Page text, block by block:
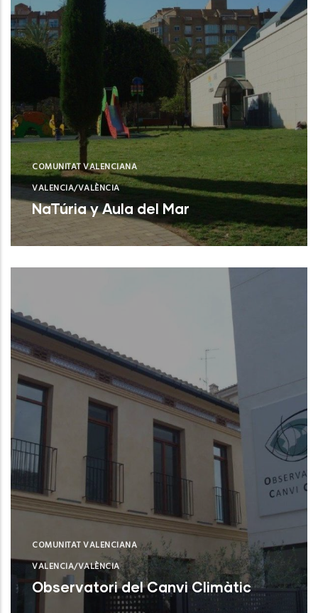
COMUNITAT VALENCIANA
VALENCIA/VALÈNCIA
NaTúria y Aula del Mar
Valencia (Valencia)
COMUNITAT VALENCIANA
VALENCIA/VALÈNCIA
Observatori del Canvi Climàtic